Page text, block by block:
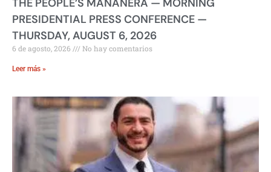
THE PEOPLE’S MAÑANERA — MORNING
PRESIDENTIAL PRESS CONFERENCE —
THURSDAY, AUGUST 6, 2026
6 de agosto, 2026 No hay comentarios
Leer más »